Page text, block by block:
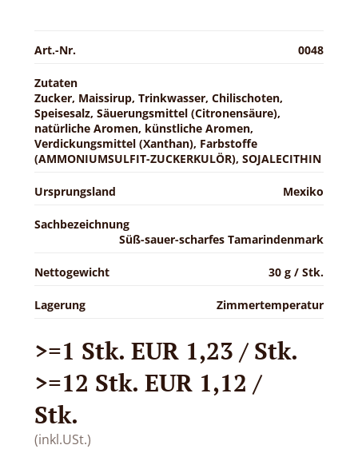
Art.-Nr. 0048
Zutaten
Zucker, Maissirup, Trinkwasser, Chilischoten,
Speisesalz, Säuerungsmittel (Citronensäure),
natürliche Aromen, künstliche Aromen,
Verdickungsmittel (Xanthan), Farbstoffe
(AMMONIUMSULFIT-ZUCKERKULÖR), SOJALECITHIN
Ursprungsland Mexiko
Sachbezeichnung
Süß-sauer-scharfes Tamarindenmark
Nettogewicht 30 g / Stk.
Lagerung Zimmertemperatur
>=1 Stk. EUR 1,23 / Stk.
>=12 Stk. EUR 1,12 /
Stk.
(inkl.USt.)